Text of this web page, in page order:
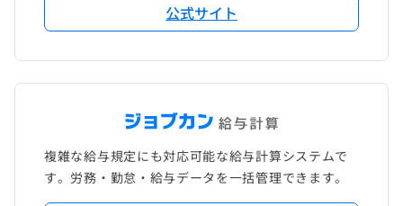
公式サイト
複雑な給与規定にも対応可能な給与計算システムで
す。労務・勤怠・給与データを一括管理できます。